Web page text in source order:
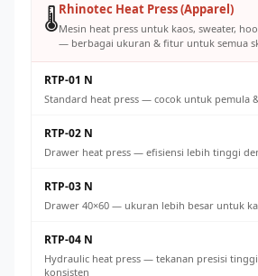
🌡️Rhinotec Heat Press (Apparel)
Mesin heat press untuk kaos, sweater,
— berbagai ukuran & fitur untuk semua
RTP-01 N
Standard heat press — cocok untuk pemula
RTP-02 N
Drawer heat press — efisiensi lebih tinggi
RTP-03 N
Drawer 40×60 — ukuran lebih besar untuk
RTP-04 N
Hydraulic heat press — tekanan presisi
konsisten